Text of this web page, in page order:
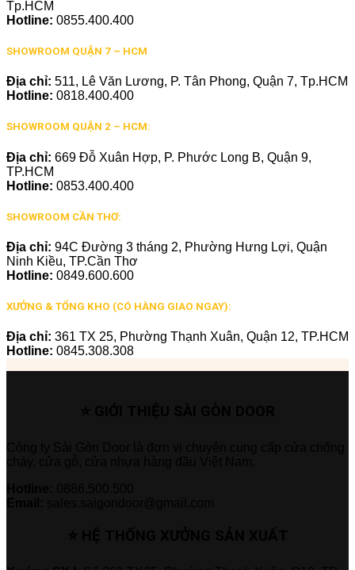
Tp.HCM
Hotline: 0855.400.400
SHOWROOM QUẬN 7 – HCM
Địa chỉ: 511, Lê Văn Lương, P. Tân Phong, Quận 7, Tp.HCM
Hotline: 0818.400.400
SHOWROOM QUẬN 2 – HCM:
Địa chỉ: 669 Đỗ Xuân Hợp, P. Phước Long B, Quận 9,
TP.HCM
Hotline: 0853.400.400
SHOWROOM CẦN THƠ:
Địa chỉ: 94C Đường 3 tháng 2, Phường Hưng Lợi, Quận
Ninh Kiều, TP.Cần Thơ
Hotline: 0849.600.600
XƯỞNG & TỔNG KHO (CÓ HÀNG GIAO NGAY):
Địa chỉ: 361 TX 25, Phường Thạnh Xuân, Quận 12, TP.HCM
Hotline: 0845.308.308